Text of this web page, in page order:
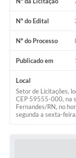
Nº do Edital
Nº do Processo
Publicado em
Local
Setor de Licitações,
CEP 59555-000, na
Fernandes/RN, no
segunda a sexta-feira.